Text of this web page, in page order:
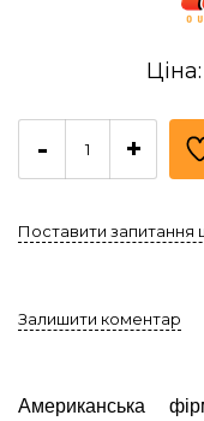
Ціна:
- +
Поставити запитання
Залишити коментар
Американська